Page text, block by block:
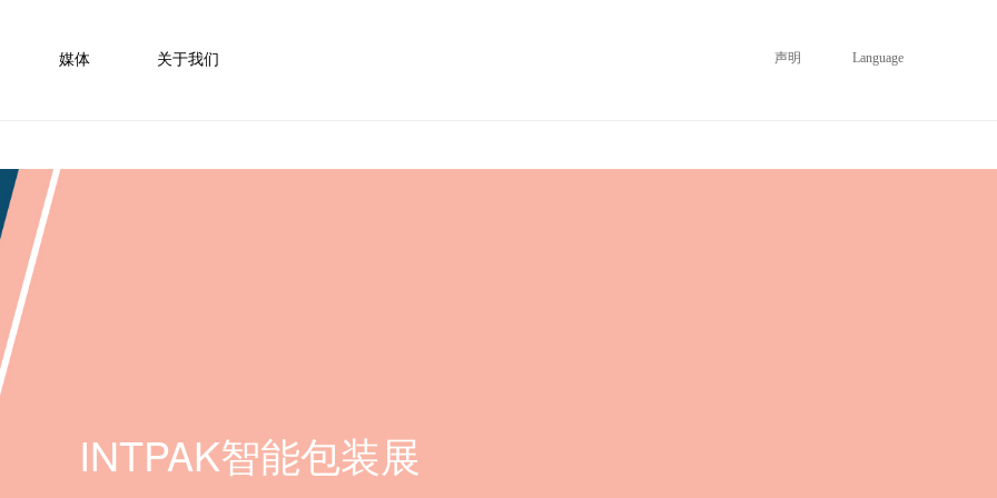
媒体 关于我们 声明 Language
INTPAK智能包装展